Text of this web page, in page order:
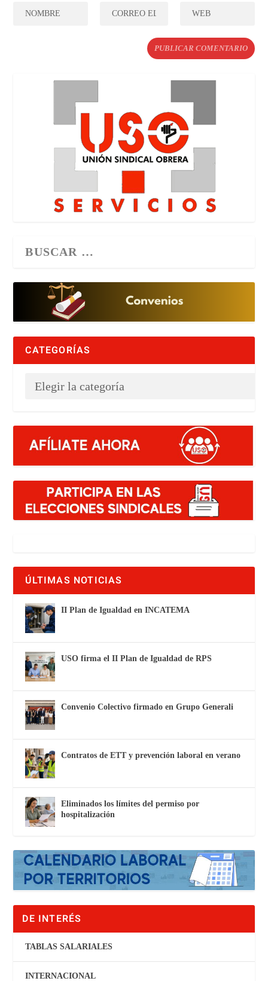
CATEGORÍAS
ÚLTIMAS NOTICIAS
II Plan de Igualdad en INCATEMA
USO firma el II Plan de Igualdad de RPS
Convenio Colectivo firmado en Grupo Generali
Contratos de ETT y prevención laboral en verano
Eliminados los límites del permiso por
hospitalización
DE INTERÉS
TABLAS SALARIALES
INTERNACIONAL